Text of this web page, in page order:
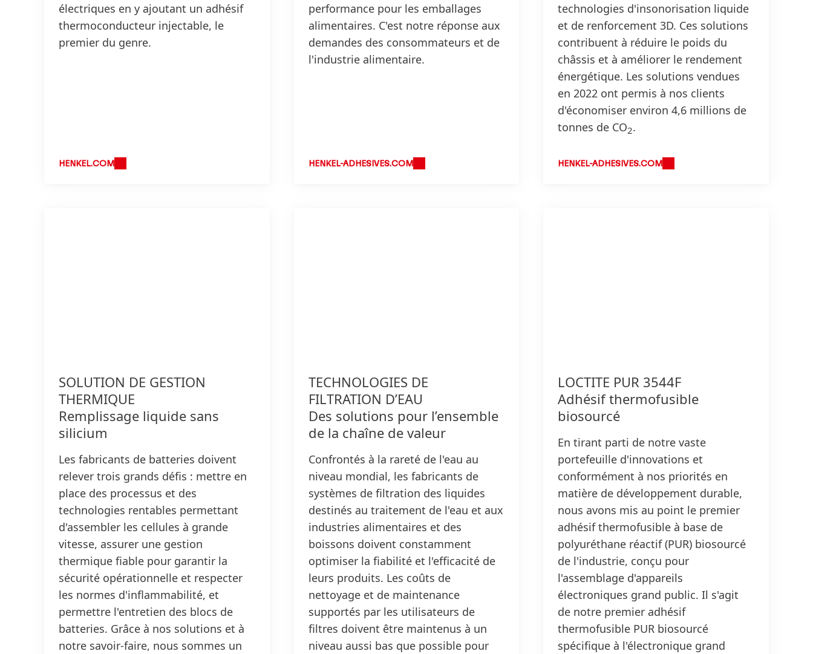
électriques en y ajoutant un adhésif
thermoconducteur injectable, le
premier du genre.
HENKEL.COM
performance pour les emballages
alimentaires. C'est notre réponse aux
demandes des consommateurs et de
l'industrie alimentaire.
HENKEL-ADHESIVES.COM
technologies d'insonorisation liquide
et de renforcement 3D. Ces solutions
contribuent à réduire le poids du
châssis et à améliorer le rendement
énergétique. Les solutions vendues
en 2022 ont permis à nos clients
d'économiser environ 4,6 millions de
tonnes de CO2.
HENKEL-ADHESIVES.COM
SOLUTION DE GESTION
THERMIQUE
Remplissage liquide sans
silicium
Les fabricants de batteries doivent
relever trois grands défis : mettre en
place des processus et des
technologies rentables permettant
d'assembler les cellules à grande
vitesse, assurer une gestion
thermique fiable pour garantir la
sécurité opérationnelle et respecter
les normes d'inflammabilité, et
permettre l'entretien des blocs de
batteries. Grâce à nos solutions et à
notre savoir-faire, nous sommes un
TECHNOLOGIES DE
FILTRATION D’EAU
Des solutions pour l’ensemble
de la chaîne de valeur
Confrontés à la rareté de l'eau au
niveau mondial, les fabricants de
systèmes de filtration des liquides
destinés au traitement de l'eau et aux
industries alimentaires et des
boissons doivent constamment
optimiser la fiabilité et l'efficacité de
leurs produits. Les coûts de
nettoyage et de maintenance
supportés par les utilisateurs de
filtres doivent être maintenus à un
niveau aussi bas que possible pour
LOCTITE PUR 3544F
Adhésif thermofusible
biosourcé
En tirant parti de notre vaste
portefeuille d'innovations et
conformément à nos priorités en
matière de développement durable,
nous avons mis au point le premier
adhésif thermofusible à base de
polyuréthane réactif(PUR) biosourcé
de l'industrie, conçu pour
l'assemblage d'appareils
électroniques grand public. Il s'agit
de notre premier adhésif
thermofusible PUR biosourcé
spécifique à l'électronique grand